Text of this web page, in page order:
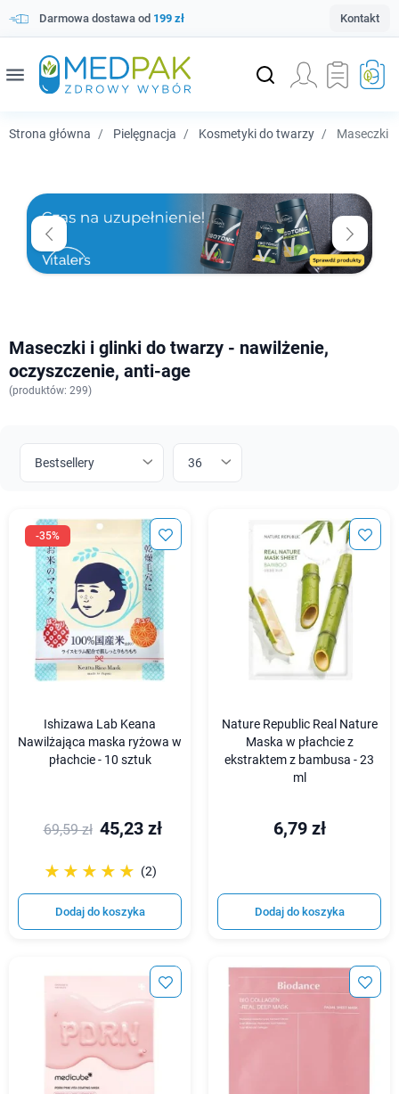
Darmowa dostawa od 199 zł Kontakt
menu
Strona główna Pielęgnacja Kosmetyki do twarzy Maseczki i
Maseczki i glinki do twarzy - nawilżenie,
oczyszczenie, anti-age
(produktów: 299)
-35%
Ishizawa Lab Keana
Nawilżająca maska ryżowa w
płachcie - 10 sztuk
69,59 zł 45,23 zł
☆☆☆☆☆
★★★★★ (2)
Dodaj do koszyka
Nature Republic Real Nature
Maska w płachcie z
ekstraktem z bambusa - 23
ml
6,79 zł
Dodaj do koszyka